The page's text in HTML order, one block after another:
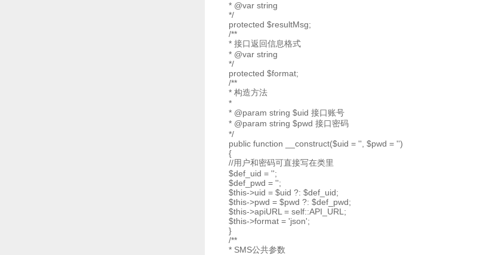
* @var string
*/
protected $resultMsg;
/**
* 接口返回信息格式
* @var string
*/
protected $format;
/**
* 构造方法
*
* @param string $uid 接口账号
* @param string $pwd 接口密码
*/
public function __construct($uid = '', $pwd = '')
{
//用户和密码可直接写在类里
$def_uid = '';
$def_pwd = '';
$this->uid = $uid ?: $def_uid;
$this->pwd = $pwd ?: $def_pwd;
$this->apiURL = self::API_URL;
$this->format = 'json';
}
/**
* SMS公共参数